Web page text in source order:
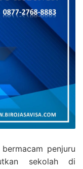
penjuru
sekolah di